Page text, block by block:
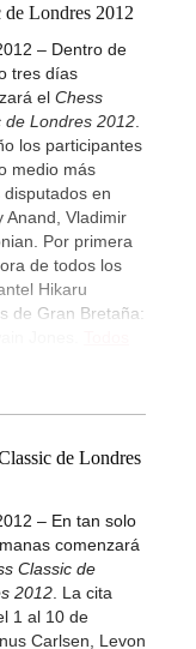
de Londres 2012
– Dentro de
tres días
el Chess
de Londres 2012.
los participantes
medio más
en
Anand, Vladimir
Por primera
de todos los
Hikaru
de Gran Bretaña:
de Londres
– En tan solo
comenzará
Classic de
2012 . La cita
1 al 10 de
Carlsen, Levon